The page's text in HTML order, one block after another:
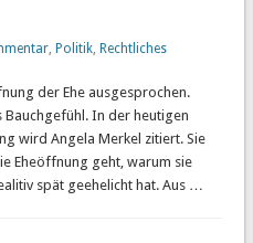
, Politik, Rechtliches
der Ehe ausgesprochen.
Bauchgefühl. In der heutigen
wird Angela Merkel zitiert. Sie
Eheöffnung geht, warum sie
spät geehelicht hat. Aus …